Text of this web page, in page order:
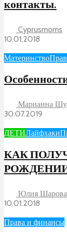
контакты.
Cyprusmoms
10.01.2018
Материнство
Марианна
30.07.2019
ДЕТИЛайфхаки
КАК
Юлия Шарова
10.01.2018
Права и финансы